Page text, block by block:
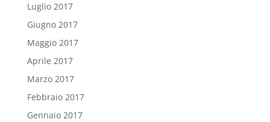
Luglio 2017
Giugno 2017
Maggio 2017
Aprile 2017
Marzo 2017
Febbraio 2017
Gennaio 2017